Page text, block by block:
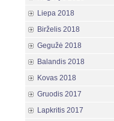
Liepa 2018
Birželis 2018
Gegužė 2018
Balandis 2018
Kovas 2018
Gruodis 2017
Lapkritis 2017